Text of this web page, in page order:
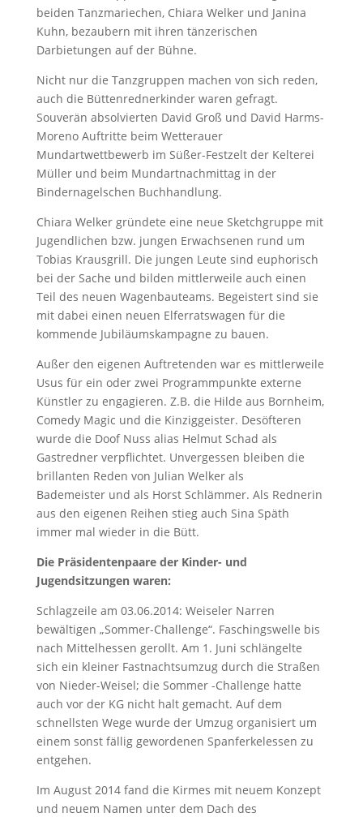
beiden Tanzmariechen, Chiara Welker und Janina
Kuhn, bezaubern mit ihren tänzerischen
Darbietungen auf der Bühne.
Nicht nur die Tanzgruppen machen von sich reden,
auch die Büttenrednerkinder waren gefragt.
Souverän absolvierten David Groß und David Harms-
Moreno Auftritte beim Wetterauer
Mundartwettbewerb im Süßer-Festzelt der Kelterei
Müller und beim Mundartnachmittag in der
Bindernagelschen Buchhandlung.
Chiara Welker gründete eine neue Sketchgruppe mit
Jugendlichen bzw. jungen Erwachsenen rund um
Tobias Krausgrill. Die jungen Leute sind euphorisch
bei der Sache und bilden mittlerweile auch einen
Teil des neuen Wagenbauteams. Begeistert sind sie
mit dabei einen neuen Elferratswagen für die
kommende Jubiläumskampagne zu bauen.
Außer den eigenen Auftretenden war es mittlerweile
Usus für ein oder zwei Programmpunkte externe
Künstler zu engagieren. Z.B. die Hilde aus Bornheim,
Comedy Magic und die Kinziggeister. Desöfteren
wurde die Doof Nuss alias Helmut Schad als
Gastredner verpflichtet. Unvergessen bleiben die
brillanten Reden von Julian Welker als
Bademeister und als Horst Schlämmer. Als Rednerin
aus den eigenen Reihen stieg auch Sina Späth
immer mal wieder in die Bütt.
Die Präsidentenpaare der Kinder- und
Jugendsitzungen waren:
Schlagzeile am 03.06.2014: Weiseler Narren
bewältigen „Sommer-Challenge“. Faschingswelle bis
nach Mittelhessen gerollt. Am 1. Juni schlängelte
sich ein kleiner Fastnachtsumzug durch die Straßen
von Nieder-Weisel; die Sommer -Challenge hatte
auch vor der KG nicht halt gemacht. Auf dem
schnellsten Wege wurde der Umzug organisiert um
einem sonst fällig gewordenen Spanferkelessen zu
entgehen.
Im August 2014 fand die Kirmes mit neuem Konzept
und neuem Namen unter dem Dach des